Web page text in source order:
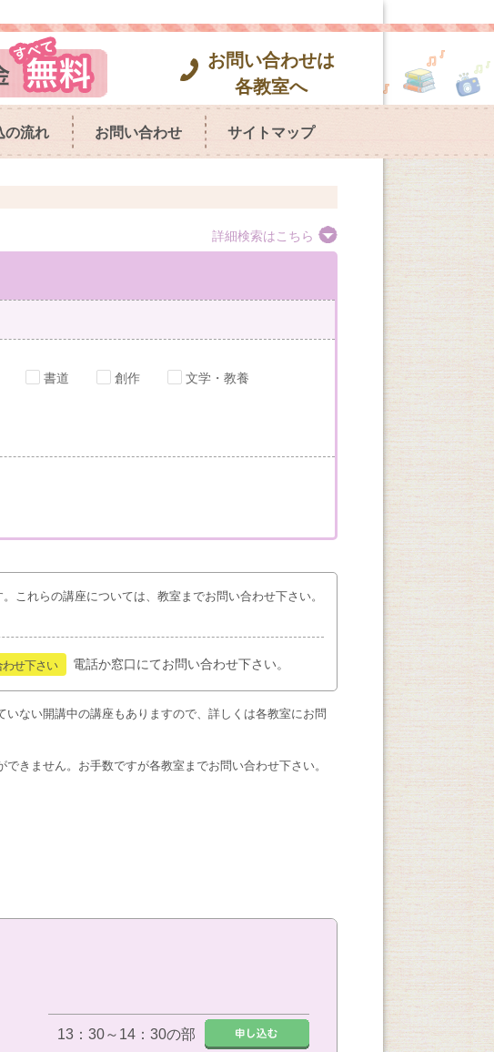
お問い合わせは
各教室へ
の流れ お問い合わせ サイトマップ
詳細検索はこちら
書道 創作 文学・教養
これらの講座については、教室までお問い合わせ下さい。
わせ下さい 電話か窓口にてお問い合わせ下さい。
ない開講中の講座もありますので、詳しくは各教室にお問
きません。お手数ですが各教室までお問い合わせ下さい。
13：30～14：30の部